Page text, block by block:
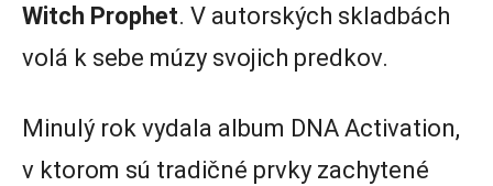
Witch Prophet. V autorských skladbách
volá k sebe múzy svojich predkov.
Minulý rok vydala album DNA Activation,
v ktorom sú tradičné prvky zachytené